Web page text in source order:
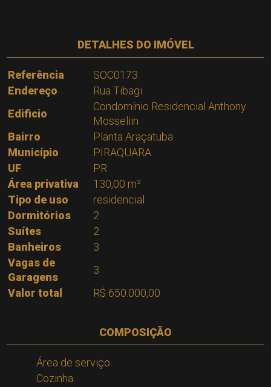
DETALHES DO IMÓVEL
Referência
SOC0173
Endereço
Rua Tibagi
Edificio
Condomínio Residencial Anthony
Mosseliin
Bairro
Planta Araçatuba
Município
PIRAQUARA
UF
PR
Área privativa
130,00 m²
Tipo de uso
residencial
Dormitórios
2
Suítes
2
Banheiros
3
Vagas de
Garagens
3
Valor total
R$ 650.000,00
COMPOSIÇÃO
Área de serviço
Cozinha